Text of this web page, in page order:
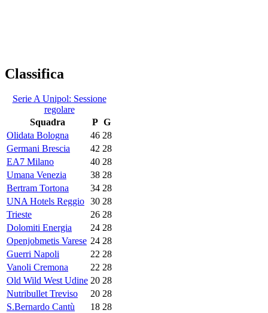
Classifica
Serie A Unipol: Sessione
regolare
Squadra
P G
Olidata Bologna
46 28
Germani Brescia
42 28
EA7 Milano
40 28
Umana Venezia
38 28
Bertram Tortona
34 28
UNA Hotels Reggio 30 28
Trieste
26 28
Dolomiti Energia
24 28
Openjobmetis Varese 24 28
Guerri Napoli
22 28
Vanoli Cremona
22 28
Old Wild West Udine 20 28
Nutribullet Treviso
20 28
S.Bernardo Cantù
18 28